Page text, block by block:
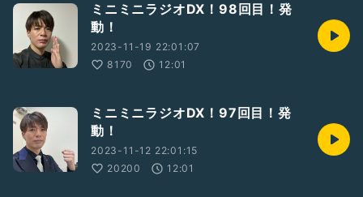
ミニミニラジオDX！98回目！発
動！
2023-11-19 22:01:07
8170
12:01
ミニミニラジオDX！97回目！発
動！
2023-11-12 22:01:15
20200
12:01